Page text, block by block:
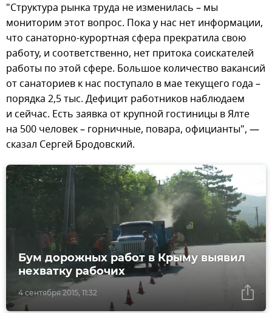
"Структура рынка труда не изменилась – мы
мониторим этот вопрос. Пока у нас нет информации,
что санаторно-курортная сфера прекратила свою
работу, и соответственно, нет притока соискателей
работы по этой сфере. Большое количество вакансий
от санаториев к нас поступало в мае текущего года –
порядка 2,5 тыс. Дефицит работников наблюдаем
и сейчас. Есть заявка от крупной гостиницы в Ялте
на 500 человек – горничные, повара, официанты", —
сказал Сергей Бродовский.
4 сентября 2015, 11:32
Бум дорожных работ в Крыму выявил
нехватку рабочих